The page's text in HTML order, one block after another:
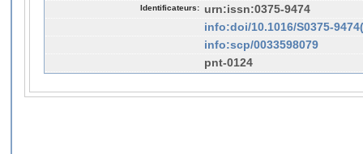
Identificateurs:
urn:issn:0375-9474
info:doi/10.1016/S0375-
info:scp/0033598079
pnt-0124